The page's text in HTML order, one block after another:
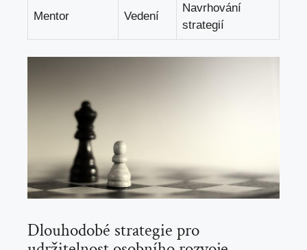
Mentor Vedení
Navrhování
strategií
Dlouhodobé strategie pro